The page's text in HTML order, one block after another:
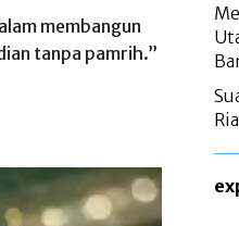
membangun
tanpa pamrih.”